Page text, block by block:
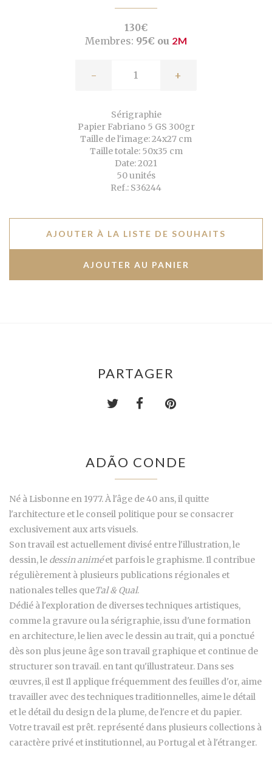
130€
Membres: 95€ ou 2M
- +
Sérigraphie
Papier Fabriano 5 GS 300gr
Taille de l'image: 24x27 cm
Taille totale: 50x35 cm
Date: 2021
50 unités
Ref.: S36244
AJOUTER À LA LISTE DE SOUHAITS
PARTAGER
ADÃO CONDE
Né à Lisbonne en 1977. À l'âge de 40 ans, il quitte
l'architecture et le conseil politique pour se consacrer
exclusivement aux arts visuels.
Son travail est actuellement divisé entre l'illustration, le
dessin, le dessin animéet parfois le graphisme. Il contribue
régulièrement à plusieurs publications régionales et
nationales telles queTal & Qual.
Dédié à l'exploration de diverses techniques artistiques,
comme la gravure ou la sérigraphie, issu d'une formation
en architecture, le lien avec le dessin au trait, qui a ponctué
dès son plus jeune âge son travail graphique et continue de
structurer son travail. en tant qu'illustrateur. Dans ses
œuvres, il est Il applique fréquemment des feuilles d'or, aime
travailler avec des techniques traditionnelles, aime le détail
et le détail du design de la plume, de l'encre et du papier.
Votre travail est prêt. représenté dans plusieurs collections à
caractère privé et institutionnel, au Portugal et à l'étranger.